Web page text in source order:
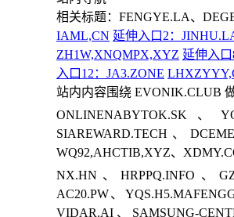
相关标题：FENGYE.LA、
IAML,CN 延伸入口2：
ZH1W,XNQMPX,XYZ 延伸入
入口12：JA3.ZONE
站内内容围绕 EVONIK.CLUB
ONLINENABYTOK.SK、
SIAREWARD.TECH、
WQ92,AHCTIB,XYZ、
NX.HN、HRPPQ.INFO、
AC20.PW、
VIDAR.AI、SAMSUNG-